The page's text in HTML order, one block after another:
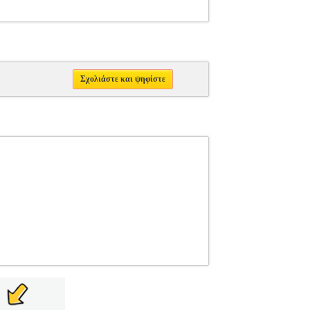
Σχολιάστε και ψηφίστε
ποιότητας υλικά για άνετη εφαρμογή και
από:• Κοντομάννικη μπλούζα με στρογγυλή